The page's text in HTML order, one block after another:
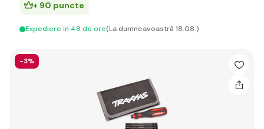
+ 90 puncte
Expediere in 48 de ore(La dumneavoastră 18.08.)
-3%